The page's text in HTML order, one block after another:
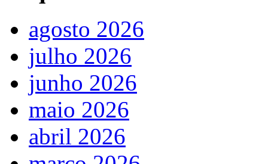
agosto 2026
julho 2026
junho 2026
maio 2026
abril 2026